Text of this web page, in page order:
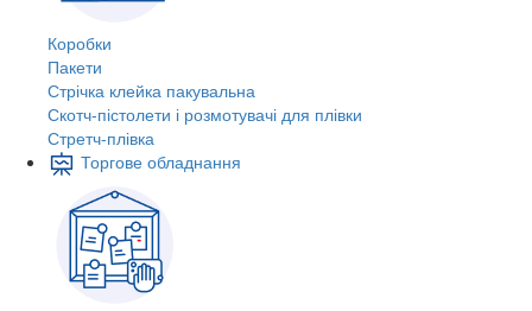
Коробки
Пакети
Стрічка клейка пакувальна
Скотч-пістолети і розмотувачі для плівки
Стретч-плівка
Торгове обладнання